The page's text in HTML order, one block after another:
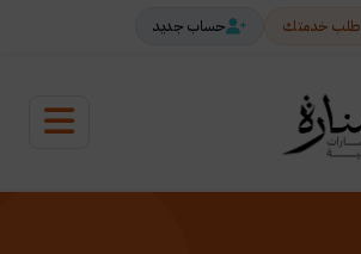
خدمتك حساب جديد